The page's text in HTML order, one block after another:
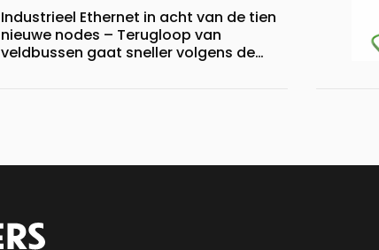
Industrieel Ethernet in acht van de tien
nieuwe nodes – Terugloop van
veldbussen gaat sneller volgens de